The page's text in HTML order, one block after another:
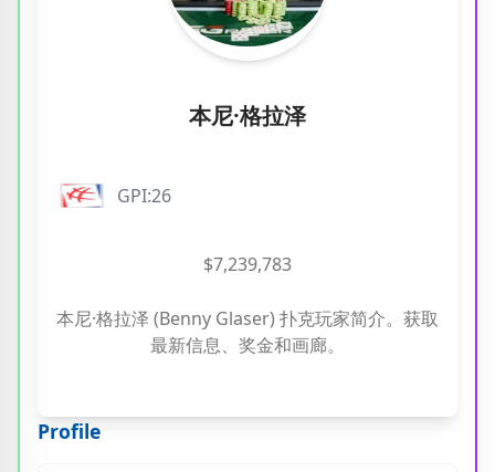
分类
标签
本尼·格拉泽
GPI:26
$7,239,783
本尼·格拉泽 (Benny Glaser) 扑克玩家简介。获取
最新信息、奖金和画廊。
Profile